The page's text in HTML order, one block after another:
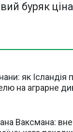
як Ісландія
на аграрне
Ваксмана:
буряк ціна